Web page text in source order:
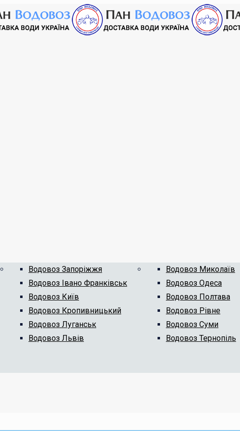
Водовоз Запоріжжя
Водовоз Івано Франківськ
Водовоз Київ
Водовоз Кропивницький
Водовоз Луганськ
Водовоз Львів
Водовоз Миколаїв
Водовоз Одеса
Водовоз Полтава
Водовоз Рівне
Водовоз Суми
Водовоз Тернопіль